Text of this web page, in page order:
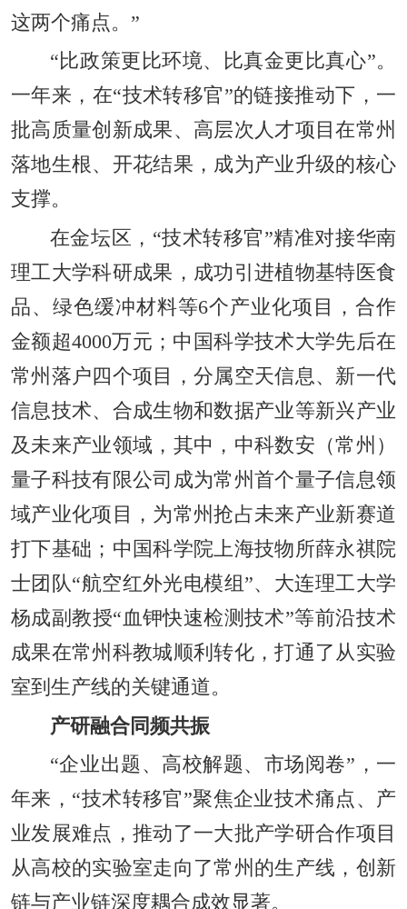
这两个痛点。”
“比政策更比环境、比真金更比真心”。
一年来，在“技术转移官”的链接推动下，一
批高质量创新成果、高层次人才项目在常州
落地生根、开花结果，成为产业升级的核心
支撑。
在金坛区，“技术转移官”精准对接华南
理工大学科研成果，成功引进植物基特医食
品、绿色缓冲材料等6个产业化项目，合作
金额超4000万元；中国科学技术大学先后在
常州落户四个项目，分属空天信息、新一代
信息技术、合成生物和数据产业等新兴产业
及未来产业领域，其中，中科数安（常州）
量子科技有限公司成为常州首个量子信息领
域产业化项目，为常州抢占未来产业新赛道
打下基础；中国科学院上海技物所薛永祺院
士团队“航空红外光电模组”、大连理工大学
杨成副教授“血钾快速检测技术”等前沿技术
成果在常州科教城顺利转化，打通了从实验
室到生产线的关键通道。
产研融合同频共振
“企业出题、高校解题、市场阅卷”，一
年来，“技术转移官”聚焦企业技术痛点、产
业发展难点，推动了一大批产学研合作项目
从高校的实验室走向了常州的生产线，创新
链与产业链深度耦合成效显著。